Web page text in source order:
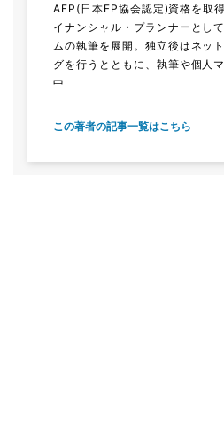
AFP(日本FP協会認定)資格を取
イナンシャル・プランナーとし
ムの執筆を展開。独立後はネッ
グを行うとともに、執筆や個人
中
この著者の記事一覧はこちら